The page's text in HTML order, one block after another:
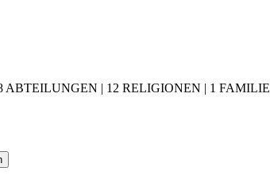
ABTEILUNGEN | 12 RELIGIONEN | 1 FAMILIE